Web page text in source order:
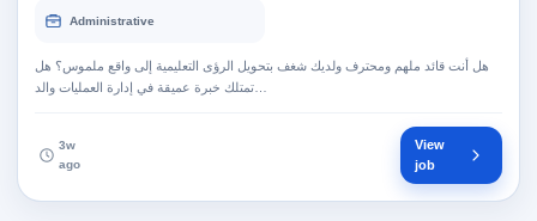
Administrative
هل أنت قائد ملهم ومحترف ولديك شغف بتحويل الرؤى التعليمية إلى واقع ملموس؟ هل
3w
ago
View
job